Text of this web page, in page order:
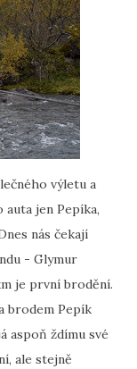
výletu a
auta jen Pepíka,
nás čekají
- Glymur
je první brodění.
brodem Pepík
aspoň ždímu své
ale stejně